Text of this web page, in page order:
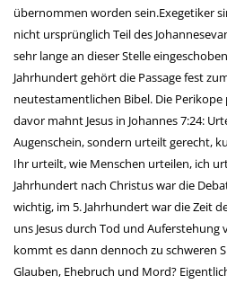
übernommen worden sein.Exegetiker
nicht ursprünglich Teil des
sehr lange an dieser Stelle
Jahrhundert gehört die Passage fest
neutestamentlichen Bibel. Die Perikope
davor mahnt Jesus in Johannes 7:24:
Augenschein, sondern urteilt gerecht,
Ihr urteilt, wie Menschen urteilen, ich
Jahrhundert nach Christus war die
wichtig, im 5. Jahrhundert war die Zeit
uns Jesus durch Tod und
kommt es dann dennoch zu schweren
Glauben, Ehebruch und Mord?